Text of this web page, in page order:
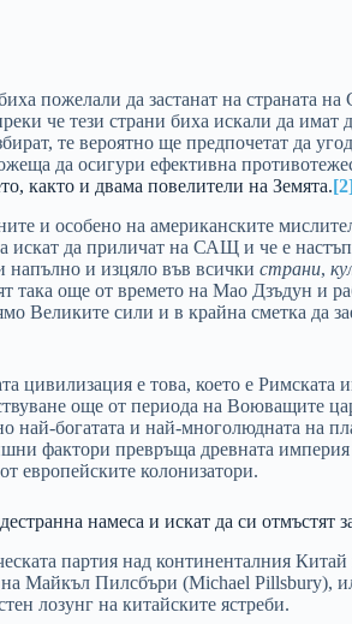
пожелали да застанат на страната
че тези страни биха искали да
те вероятно ще предпочетат да
да осигури ефективна
както и двама повелители на Земята.
и особено на американските
искат да приличат на САЩ и че е
напълно и изцяло във всички страни,
така още от времето на Мао Дзъдун и
Великите сили и в крайна сметка да
цивилизация е това, което е Римската
още от периода на Воюващите
най-богатата и най-многолюдната на
фактори превръща древната империя
европейските колонизатори.
намеса и искат да си отмъстят
партия над континенталния Китай
Майкъл Пилсбъри (Michael Pillsbury),
лозунг на китайските ястреби.